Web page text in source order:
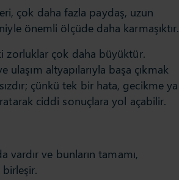
çok daha fazla paydaş, uzun
önemli ölçüde daha karmaşıktır.
zorluklar çok daha büyüktür.
altyapılarıyla başa çıkmak
çünkü tek bir hata, gecikme ya
ciddi sonuçlara yol açabilir.
ve bunların tamamı,